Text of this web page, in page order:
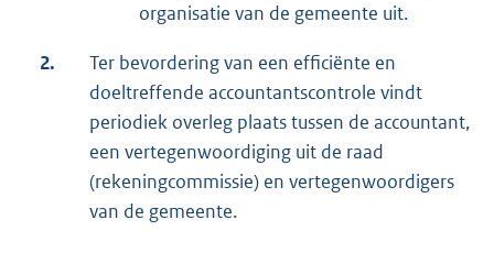
organisatie van de gemeente uit.
2.
Ter bevordering van een efficiënte en
doeltreffende accountantscontrole vindt
periodiek overleg plaats tussen de accountant,
een vertegenwoordiging uit de raad
(rekeningcommissie) en vertegenwoordigers
van de gemeente.